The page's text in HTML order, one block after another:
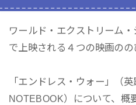
ワールド・エクストリーム
で上映される４つの映画のの
「エンドレス・ウォー」（
NOTEBOOK）について、概